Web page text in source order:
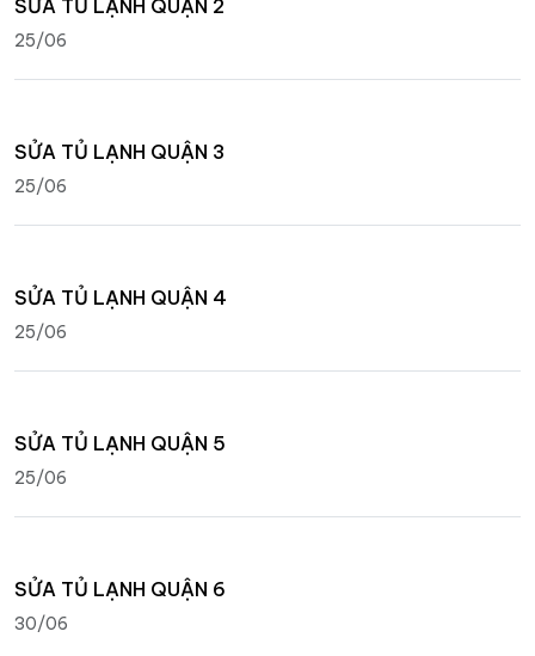
SỬA TỦ LẠNH QUẬN 2
25/06
SỬA TỦ LẠNH QUẬN 3
25/06
SỬA TỦ LẠNH QUẬN 4
25/06
SỬA TỦ LẠNH QUẬN 5
25/06
SỬA TỦ LẠNH QUẬN 6
30/06